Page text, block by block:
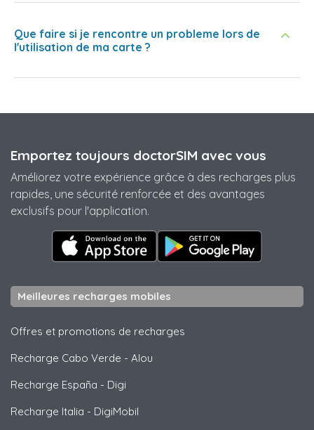
Que faire si je rencontre un probleme lors de
l'utilisation de ma carte ?
Emportez toujours doctorSIM avec vous
Améliorez votre expérience grâce à des recharges plus
rapides, une sécurité renforcée et des avantages
exclusifs pour l'application.
Meilleures recharges mobiles
Offres et promotions de recharges
Recharge Cabo Verde - Alou
Recharge España - Digi
Recharge Italia - DigiMobil